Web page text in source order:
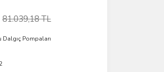
81.039,18 TL
Dalgıç Pompaları